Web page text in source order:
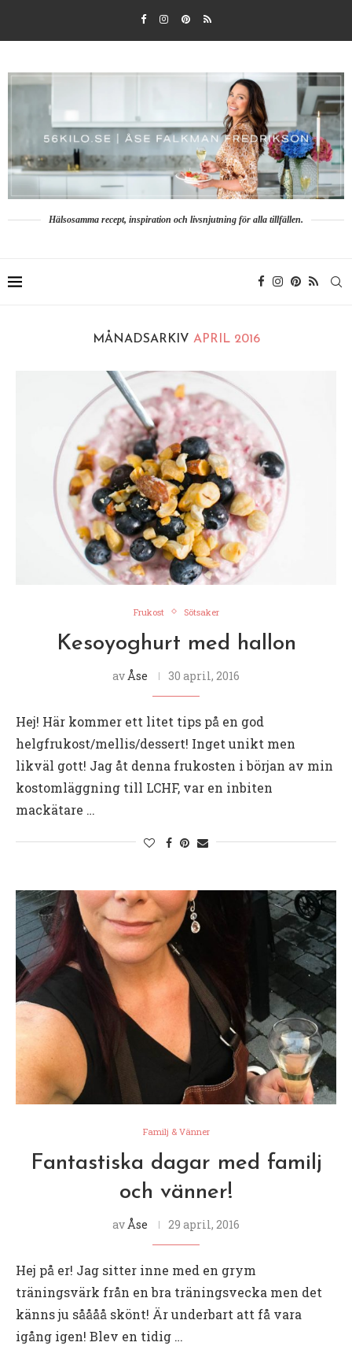
Hälsosamma recept, inspiration och livsnjutning för alla tillfällen.
MÅNADSARKIV APRIL 2016
Frukost Sötsaker
Kesoyoghurt med hallon
av Åse 30 april, 2016
Hej! Här kommer ett litet tips på en god
helgfrukost/mellis/dessert! Inget unikt men
likväl gott! Jag åt denna frukosten i början av min
kostomläggning till LCHF, var en inbiten
mackätare …
Familj & Vänner
Fantastiska dagar med familj
och vänner!
av Åse 29 april, 2016
Hej på er! Jag sitter inne med en grym
träningsvärk från en bra träningsvecka men det
känns ju såååå skönt! Är underbart att få vara
igång igen! Blev en tidig …